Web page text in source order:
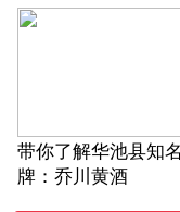
带你了解华池县知
牌：乔川黄酒